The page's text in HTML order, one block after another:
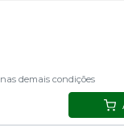
nas demais condições